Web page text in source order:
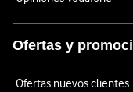
Ofertas y
Ofertas nuevos clientes